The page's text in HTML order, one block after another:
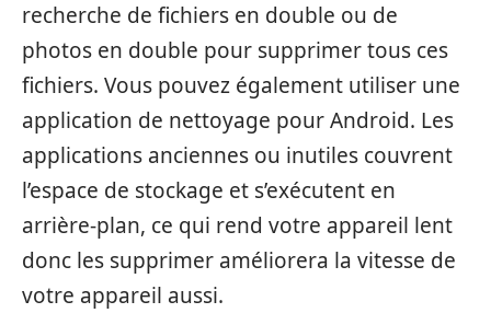
recherche de fichiers en double ou de
photos en double pour supprimer tous ces
fichiers. Vous pouvez également utiliser une
application de nettoyage pour Android. Les
applications anciennes ou inutiles couvrent
l’espace de stockage et s’exécutent en
arrière-plan, ce qui rend votre appareil lent
donc les supprimer améliorera la vitesse de
votre appareil aussi.